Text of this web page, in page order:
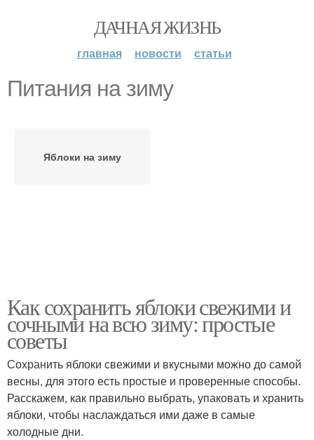
ДАЧНАЯ ЖИЗНЬ
главная новости статьи
Питания на зиму
Яблоки на зиму
Как сохранить яблоки свежими и
сочными на всю зиму: простые
советы
Сохранить яблоки свежими и вкусными можно до самой
весны, для этого есть простые и проверенные способы.
Расскажем, как правильно выбрать, упаковать и хранить
яблоки, чтобы наслаждаться ими даже в самые
холодные дни.